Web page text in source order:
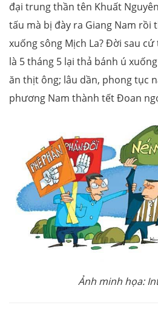
đại trung thần tên Khuất
tấu mà bị đày ra Giang Nam rồi
xuống sông Mịch La? Đời sau
là 5 tháng 5 lại thả bánh ú
ăn thịt ông; lâu dần, phong tục
phương Nam thành tết Đoan
Ảnh minh họa: